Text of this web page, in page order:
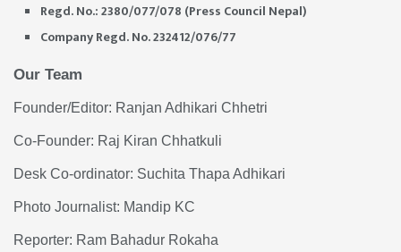
Regd. No.: 2380/077/078 (Press Council Nepal)
Company Regd. No. 232412/076/77
Our Team
Founder/Editor: Ranjan Adhikari Chhetri
Co-Founder: Raj Kiran Chhatkuli
Desk Co-ordinator: Suchita Thapa Adhikari
Photo Journalist: Mandip KC
Reporter: Ram Bahadur Rokaha